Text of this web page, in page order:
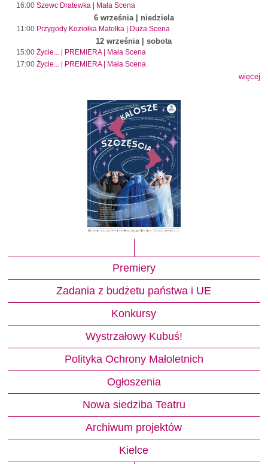
16:00 Szewc Dratewka | Mała Scena
6 września | niedziela
11:00 Przygody Koziołka Matołka | Duża Scena
12 września | sobota
15:00 Życie... | PREMIERA | Mała Scena
17:00 Życie... | PREMIERA | Mała Scena
więcej
Premiery
Zadania z budżetu państwa i UE
Konkursy
Wystrzałowy Kubuś!
Polityka Ochrony Małoletnich
Ogłoszenia
Nowa siedziba Teatru
Archiwum projektów
Kielce